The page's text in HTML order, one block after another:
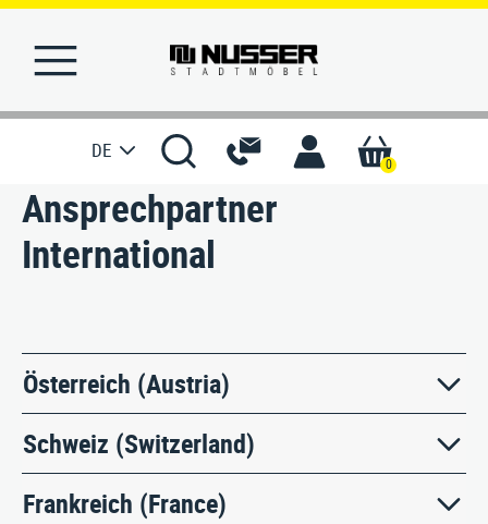
DE
0
STARTSEITE
PRODUKTE
SERVICE
ÜBER UNS
Ansprechpartner
International
Österreich (Austria)
Schweiz (Switzerland)
Frankreich (France)